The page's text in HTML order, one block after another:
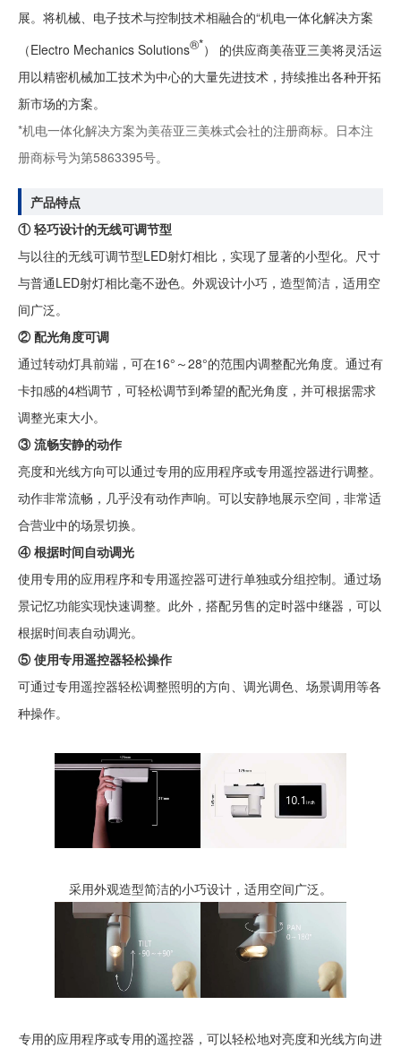
展。将机械、电子技术与控制技术相融合的“机电一体化解决方案
（Electro Mechanics Solutions®*） 的供应商美蓓亚三美将灵活运
用以精密机械加工技术为中心的大量先进技术，持续推出各种开拓
新市场的方案。
*机电一体化解决方案为美蓓亚三美株式会社的注册商标。日本注
册商标号为第5863395号。
产品特点
① 轻巧设计的无线可调节型
与以往的无线可调节型LED射灯相比，实现了显著的小型化。尺寸
与普通LED射灯相比毫不逊色。外观设计小巧，造型简洁，适用空
间广泛。
② 配光角度可调
通过转动灯具前端，可在16°～28°的范围内调整配光角度。通过有
卡扣感的4档调节，可轻松调节到希望的配光角度，并可根据需求
调整光束大小。
③ 流畅安静的动作
亮度和光线方向可以通过专用的应用程序或专用遥控器进行调整。
动作非常流畅，几乎没有动作声响。可以安静地展示空间，非常适
合营业中的场景切换。
④ 根据时间自动调光
使用专用的应用程序和专用遥控器可进行单独或分组控制。通过场
景记忆功能实现快速调整。此外，搭配另售的定时器中继器，可以
根据时间表自动调光。
⑤ 使用专用遥控器轻松操作
可通过专用遥控器轻松调整照明的方向、调光调色、场景调用等各
种操作。
采用外观造型简洁的小巧设计，适用空间广泛。
专用的应用程序或专用的遥控器，可以轻松地对亮度和光线方向进